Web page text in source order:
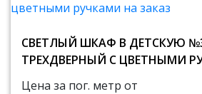
СВЕТЛЫЙ ШКАФ В ДЕТСКУЮ
ТРЕХДВЕРНЫЙ С ЦВЕТНЫМИ
Цена за пог. метр от